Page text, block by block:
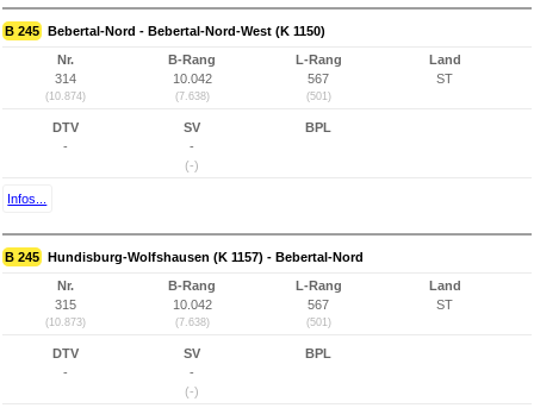
B 245 Bebertal-Nord - Bebertal-Nord-West (K 1150)
Nr.
314
(10.874)
B-Rang
10.042
(7.638)
L-Rang
567
(501)
Land
ST
DTV
-
SV
-
(-)
BPL
Infos...
B 245 Hundisburg-Wolfshausen (K 1157) - Bebertal-Nord
Nr.
315
(10.873)
B-Rang
10.042
(7.638)
L-Rang
567
(501)
Land
ST
DTV
-
SV
-
(-)
BPL